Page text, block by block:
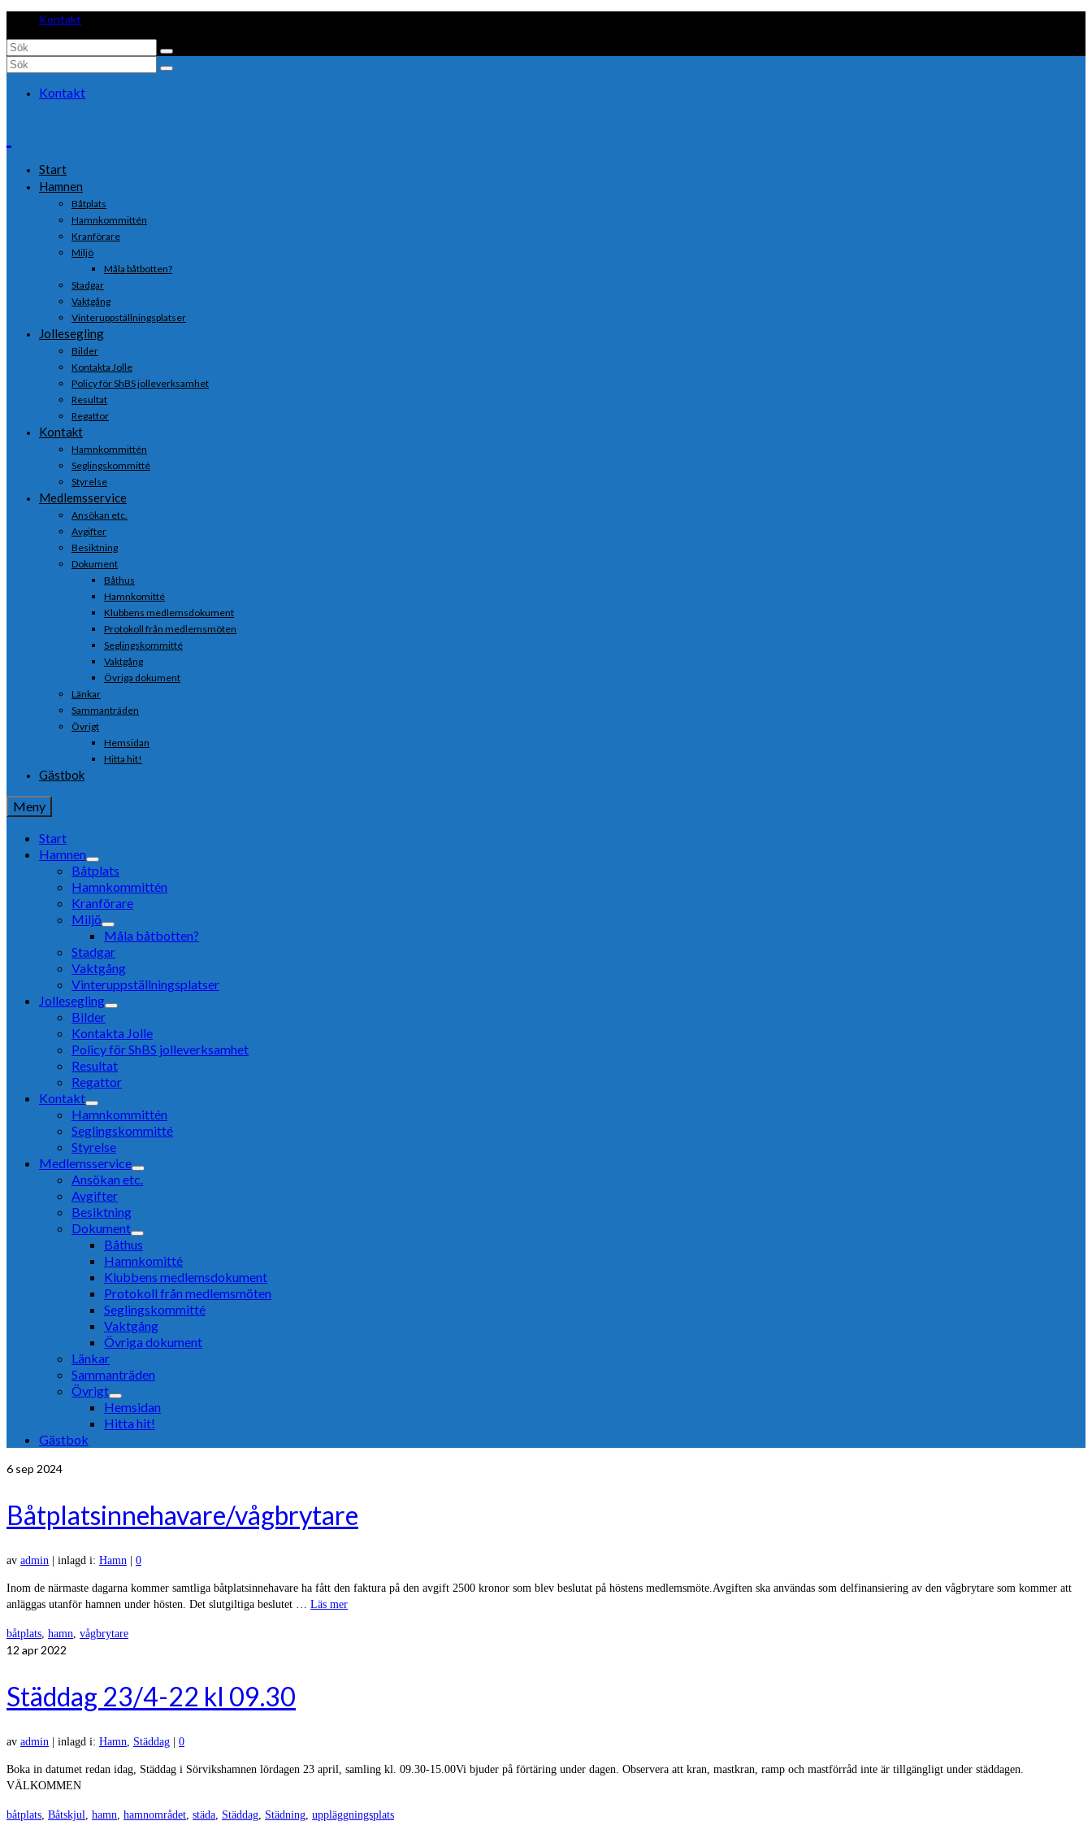
Kontakt
Search
for:
Search
Kontakt
Start
Hamnen
Båtplats
Hamnkommittén
Kranförare
Miljö
Måla båtbotten?
Stadgar
Vaktgång
Vinteruppställningsplatser
Jollesegling
Bilder
Kontakta Jolle
Policy för ShBS jolleverksamhet
Resultat
Regattor
Kontakt
Hamnkommittén
Seglingskommitté
Styrelse
Medlemsservice
Ansökan etc.
Avgifter
Besiktning
Dokument
Båthus
Hamnkomitté
Klubbens medlemsdokument
Protokoll från medlemsmöten
Seglingskommitté
Vaktgång
Övriga dokument
Länkar
Sammanträden
Övrigt
Hemsidan
Hitta hit!
Gästbok
Meny
Start
Hamnen
Båtplats
Hamnkommittén
Kranförare
Miljö
Måla båtbotten?
Stadgar
Vaktgång
Vinteruppställningsplatser
Jollesegling
Bilder
Kontakta Jolle
Policy för ShBS jolleverksamhet
Resultat
Regattor
Kontakt
Hamnkommittén
Seglingskommitté
Styrelse
Medlemsservice
Ansökan etc.
Avgifter
Besiktning
Dokument
Båthus
Hamnkomitté
Klubbens medlemsdokument
Protokoll från medlemsmöten
Seglingskommitté
Vaktgång
Övriga dokument
Länkar
Sammanträden
Övrigt
Hemsidan
Hitta hit!
Gästbok
6 sep 2024
Båtplatsinnehavare/vågbrytare
av admin inlagd i: Hamn 0
Inom de närmaste dagarna kommer samtliga båtplatsinnehavare ha fått den faktura på den avgift 2500 kronor som blev beslutat på höstens medlemsmöte.Avgiften ska användas som delfinansiering av den vågbrytare som kommer att
anläggas utanför hamnen under hösten. Det slutgiltiga beslutet … Läs mer
båtplats, hamn, vågbrytare
12 apr 2022
Städdag 23/4-22 kl 09.30
av admin inlagd i: Hamn, Städdag 0
Boka in datumet redan idag, Städdag i Sörvikshamnen lördagen 23 april, samling kl. 09.30-15.00Vi bjuder på förtäring under dagen. Observera att kran, mastkran, ramp och mastförråd inte är tillgängligt under städdagen.
VÄLKOMMEN
båtplats, Båtskjul, hamn, hamnområdet, städa, Städdag, Städning, uppläggningsplats